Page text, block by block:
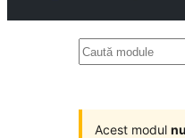
Caută
Acest modul